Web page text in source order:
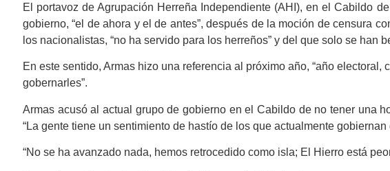
El portavoz de Agrupación Herreña Independiente (AHI), en el Cabildo
gobierno, “el de ahora y el de antes”, después de la moción de censura
los nacionalistas, “no ha servido para los herreños” y del que solo se han
En este sentido, Armas hizo una referencia al próximo año, “año
gobernarles”.
Armas acusó al actual grupo de gobierno en el Cabildo de no tener una
“La gente tiene un sentimiento de hastío de los que actualmente gobiernan
“No se ha avanzado nada, hemos retrocedido como isla; El Hierro está